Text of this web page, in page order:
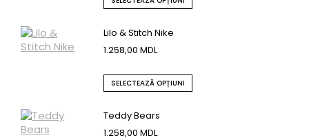
Lilo & Stitch Nike
1.258,00 MDL
SELECTEAZĂ OPȚIUNI
Teddy Bears
1.258,00 MDL